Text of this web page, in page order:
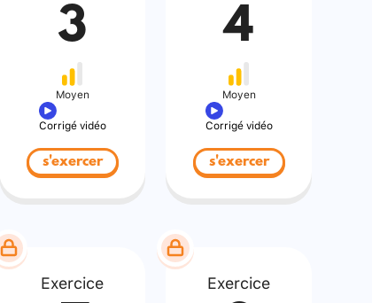
3
Moyen
Corrigé vidéo
s'exercer
4
Moyen
Corrigé vidéo
s'exercer
Exercice Exercice